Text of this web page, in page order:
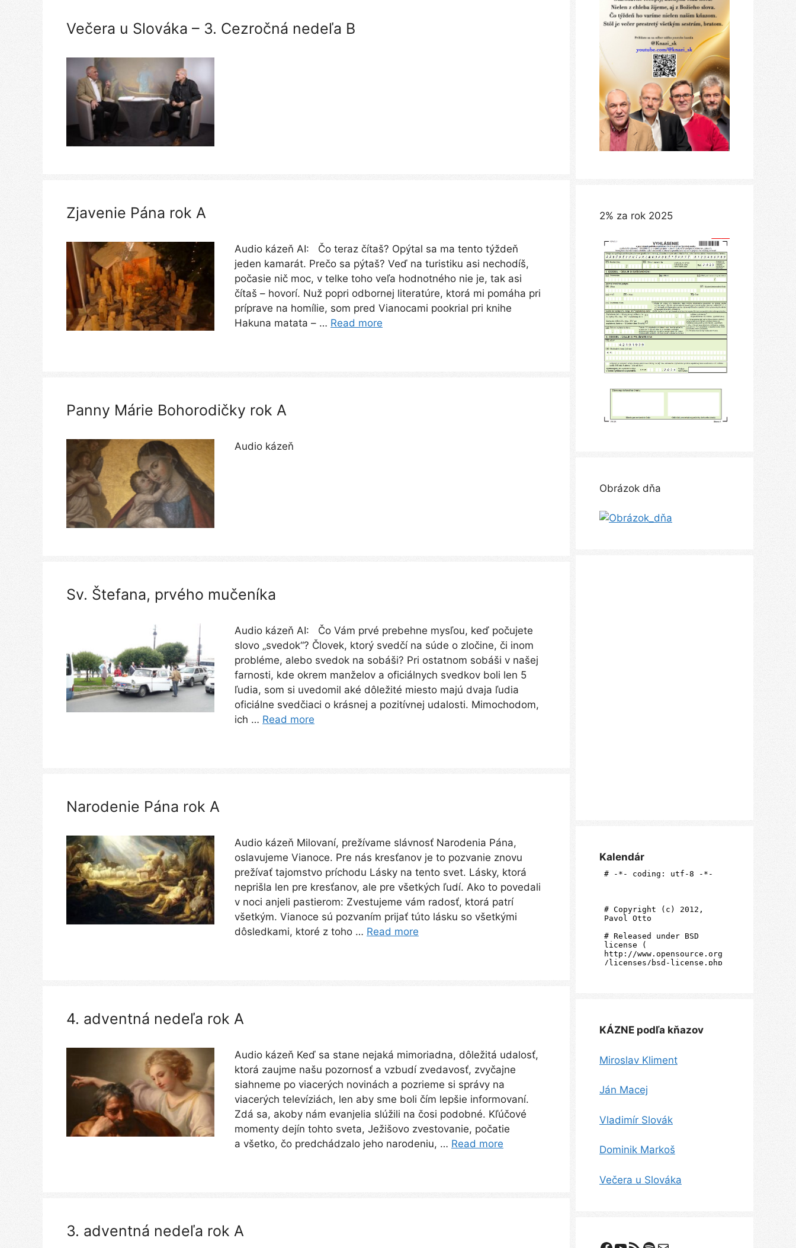
Večera u Slováka – 3. Cezročná nedeľa B
Zjavenie Pána rok A
Audio kázeň AI: Čo teraz čítaš? Opýtal sa ma tento týždeň
jeden kamarát. Prečo sa pýtaš? Veď na turistiku asi nechodíš,
počasie nič moc, v telke toho veľa hodnotného nie je, tak asi
čítaš – hovorí. Nuž popri odbornej literatúre, ktorá mi pomáha pri
príprave na homílie, som pred Vianocami pookrial pri knihe
Hakuna matata – … Read more
Panny Márie Bohorodičky rok A
Audio kázeň
Sv. Štefana, prvého mučeníka
Audio kázeň AI: Čo Vám prvé prebehne mysľou, keď počujete
slovo „svedok“? Človek, ktorý svedčí na súde o zločine, či inom
probléme, alebo svedok na sobáši? Pri ostatnom sobáši v našej
farnosti, kde okrem manželov a oficiálnych svedkov boli len 5
ľudia, som si uvedomil aké dôležité miesto majú dvaja ľudia
oficiálne svedčiaci o krásnej a pozitívnej udalosti. Mimochodom,
ich … Read more
Narodenie Pána rok A
Audio kázeň Milovaní, prežívame slávnosť Narodenia Pána,
oslavujeme Vianoce. Pre nás kresťanov je to pozvanie znovu
prežívať tajomstvo príchodu Lásky na tento svet. Lásky, ktorá
neprišla len pre kresťanov, ale pre všetkých ľudí. Ako to povedali
v noci anjeli pastierom: Zvestujeme vám radosť, ktorá patrí
všetkým. Vianoce sú pozvaním prijať túto lásku so všetkými
dôsledkami, ktoré z toho … Read more
4. adventná nedeľa rok A
Audio kázeň Keď sa stane nejaká mimoriadna, dôležitá udalosť,
ktorá zaujme našu pozornosť a vzbudí zvedavosť, zvyčajne
siahneme po viacerých novinách a pozrieme si správy na
viacerých televíziách, len aby sme boli čím lepšie informovaní.
Zdá sa, akoby nám evanjelia slúžili na čosi podobné. Kľúčové
momenty dejín tohto sveta, Ježišovo zvestovanie, počatie
a všetko, čo predchádzalo jeho narodeniu, … Read more
3. adventná nedeľa rok A
2% za rok 2025
Obrázok dňa
Kalendár
KÁZNE podľa kňazov
Miroslav Kliment
Ján Macej
Vladimír Slovák
Dominik Markoš
Večera u Slováka